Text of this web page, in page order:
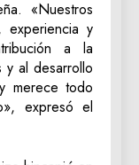
«Nuestros
experiencia y
a la
y al desarrollo
merece todo
expresó el